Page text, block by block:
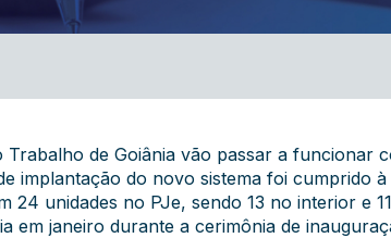
Trabalho de Goiânia vão passar a
implantação do novo sistema foi cumprido
24 unidades no PJe, sendo 13 no interior e
em janeiro durante a cerimônia de